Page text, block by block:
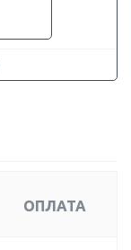
ОПЛАТА